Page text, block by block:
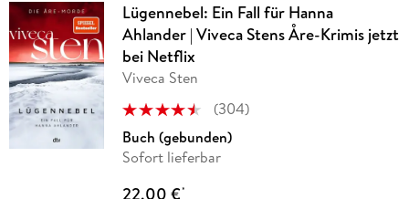
Lügennebel: Ein Fall für Hanna
Ahlander | Viveca Stens Åre-Krimis jetzt
bei Netflix
Viveca Sten
(304)
Buch (gebunden)
Sofort lieferbar
22,00 €*